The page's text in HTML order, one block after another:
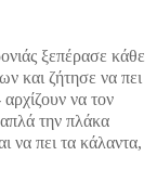
ξεπέρασε κάθε
και ζήτησε να πει
να τον
την πλάκα
να πει τα κάλαντα,